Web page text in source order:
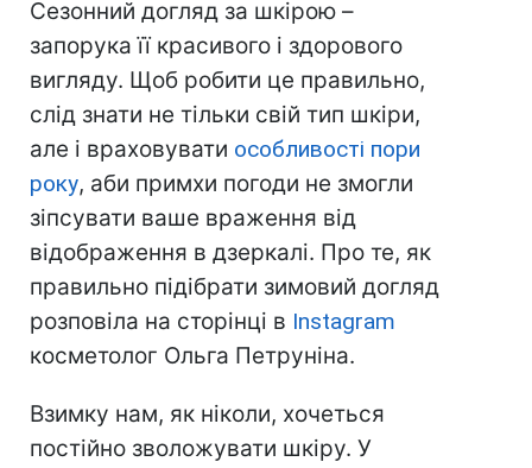
Сезонний догляд за шкірою –
запорука її красивого і здорового
вигляду. Щоб робити це правильно,
слід знати не тільки свій тип шкіри,
але і враховувати особливості пори
року, аби примхи погоди не змогли
зіпсувати ваше враження від
відображення в дзеркалі. Про те, як
правильно підібрати зимовий догляд
розповіла на сторінці в Instagram
косметолог Ольга Петруніна.
Взимку нам, як ніколи, хочеться
постійно зволожувати шкіру. У